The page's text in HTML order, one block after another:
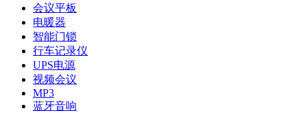
会议平板
电暖器
智能门锁
行车记录仪
UPS电源
视频会议
MP3
蓝牙音响